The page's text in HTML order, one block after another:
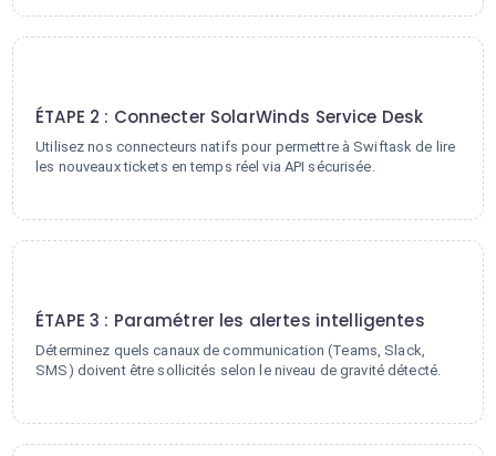
ÉTAPE 2 : Connecter SolarWinds Service Desk
Utilisez nos connecteurs natifs pour permettre à Swiftask de lire
les nouveaux tickets en temps réel via API sécurisée.
ÉTAPE 3 : Paramétrer les alertes intelligentes
Déterminez quels canaux de communication (Teams, Slack,
SMS) doivent être sollicités selon le niveau de gravité détecté.